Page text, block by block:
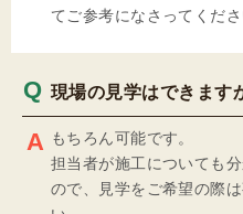
てご参考になさってくださ
現場の見学はできます
もちろん可能です。
担当者が施工についても
ので、見学をご希望の際